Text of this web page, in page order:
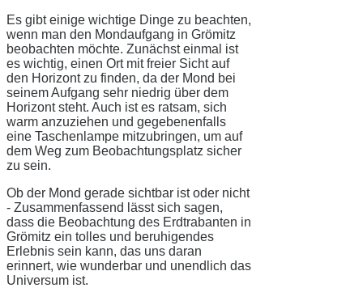
Es gibt einige wichtige Dinge zu beachten,
wenn man den Mondaufgang in Grömitz
beobachten möchte. Zunächst einmal ist
es wichtig, einen Ort mit freier Sicht auf
den Horizont zu finden, da der Mond bei
seinem Aufgang sehr niedrig über dem
Horizont steht. Auch ist es ratsam, sich
warm anzuziehen und gegebenenfalls
eine Taschenlampe mitzubringen, um auf
dem Weg zum Beobachtungsplatz sicher
zu sein.
Ob der Mond gerade sichtbar ist oder nicht
- Zusammenfassend lässt sich sagen,
dass die Beobachtung des Erdtrabanten in
Grömitz ein tolles und beruhigendes
Erlebnis sein kann, das uns daran
erinnert, wie wunderbar und unendlich das
Universum ist.